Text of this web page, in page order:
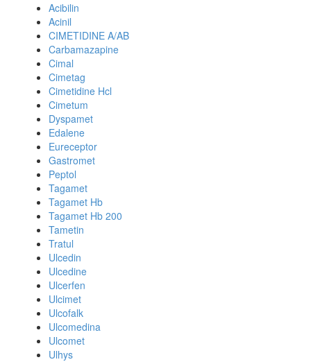
Acibilin
Acinil
CIMETIDINE A/AB
Carbamazapine
Cimal
Cimetag
Cimetidine Hcl
Cimetum
Dyspamet
Edalene
Eureceptor
Gastromet
Peptol
Tagamet
Tagamet Hb
Tagamet Hb 200
Tametin
Tratul
Ulcedin
Ulcedine
Ulcerfen
Ulcimet
Ulcofalk
Ulcomedina
Ulcomet
Ulhys